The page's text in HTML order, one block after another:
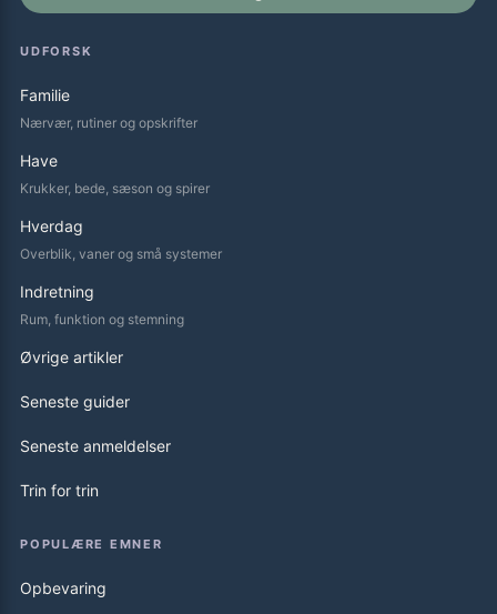
UDFORSK
Familie
Nærvær, rutiner og opskrifter
Have
Krukker, bede, sæson og spirer
Hverdag
Overblik, vaner og små systemer
Indretning
Rum, funktion og stemning
Øvrige artikler
Seneste guider
Seneste anmeldelser
Trin for trin
POPULÆRE EMNER
Opbevaring